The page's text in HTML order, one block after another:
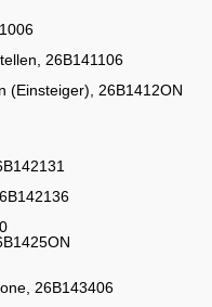
26B141106
(Einsteiger), 26B1412ON
26B143406